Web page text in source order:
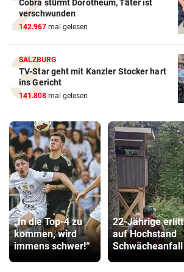
Cobra stürmt Dorotheum, Täter ist
verschwunden
142.967 mal gelesen
SALZBURG
TV-Star geht mit Kanzler Stocker hart
ins Gericht
141.808 mal gelesen
„In die Top-4 zu
kommen, wird
immens schwer!“
22-Jährige erlitt
auf Hochstand
Schwächeanfall